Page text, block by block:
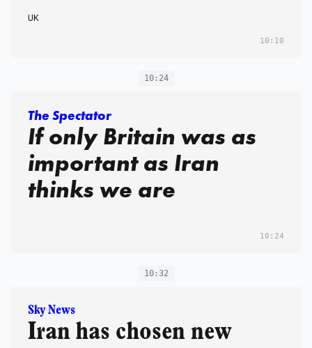
UK
10:10
10:24
The Spectator
If only Britain was as
important as Iran
thinks we are
10:24
10:32
Sky News
Iran has chosen new